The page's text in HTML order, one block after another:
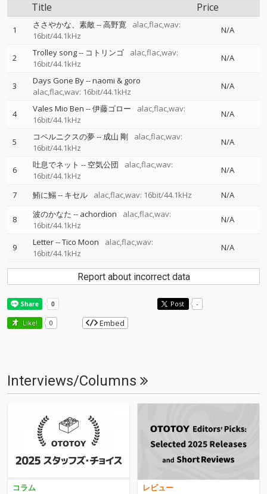
Title Price
1 ささやかな、素敵--高野寛
alac,flac,wav:
16bit/44.1kHz
N/A
2 Trolley song-- コトリンゴ
alac,flac,wav:
16bit/44.1kHz
N/A
3 Days Gone By--naomi & goro
alac,flac,wav: 16bit/44.1kHz
N/A
4 Vales Mio Ben --伊藤ゴロー
alac,flac,wav:
16bit/44.1kHz
N/A
5 コペルニクスの夢-- 成山 剛
alac,flac,wav:
16bit/44.1kHz
N/A
6 吐息でネット -- 空気公団
alac,flac,wav:
16bit/44.1kHz
N/A
7 鮪に鰯-- キセル alac,flac,wav: 16bit/44.1kHz N/A
8 波のかなた -- achordion
alac,flac,wav:
16bit/44.1kHz
N/A
9 Letter--Tico Moon
alac,flac,wav:
16bit/44.1kHz
N/A
Report about incorrect data
Post -
Like! 0 Embed
Interviews/Columns
コラム
レビュー